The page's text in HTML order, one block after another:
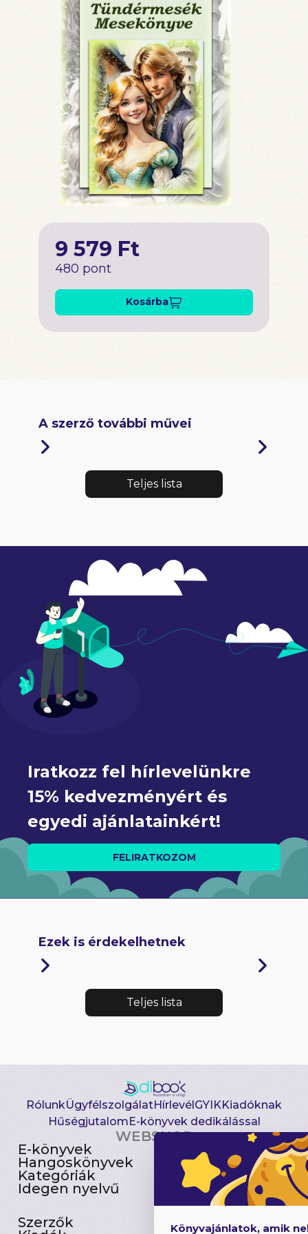
9 579 Ft
480 pont
Kosárba
A szerző további művei
Teljes lista
Iratkozz fel hírlevelünkre
15% kedvezményért és
egyedi ajánlatainkért!
FELIRATKOZOM
Ezek is érdekelhetnek
Teljes lista
RólunkÜgyfélszolgálatHírlevélGYIKKiadóknak
HűségjutalomE-könyvek dedikálással
WEBSHOP
E-könyvek
Hangoskönyvek
Kategóriák
Idegen nyelvű
Csomagajánlatok
Akciósak
Előjegyezhetők
Újdonságok
Szerzők Gyerekkönyvek
Könyvajánlatok, amik